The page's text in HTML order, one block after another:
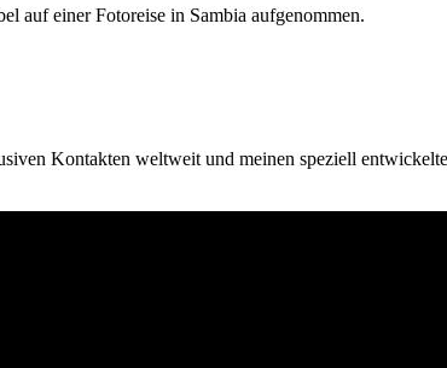
Kontakten weltweit und meinen speziell